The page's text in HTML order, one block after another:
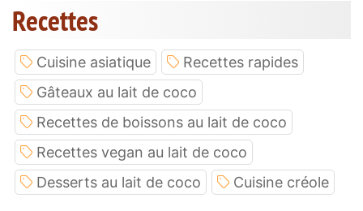
Recettes
Cuisine asiatique
Recettes rapides
Gâteaux au lait de coco
Recettes de boissons au lait de coco
Recettes vegan au lait de coco
Desserts au lait de coco
Cuisine créole